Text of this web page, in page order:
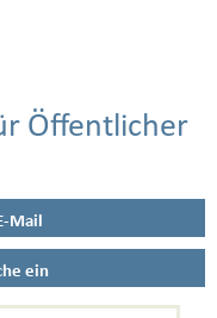
Öffentlicher
Mail
ein